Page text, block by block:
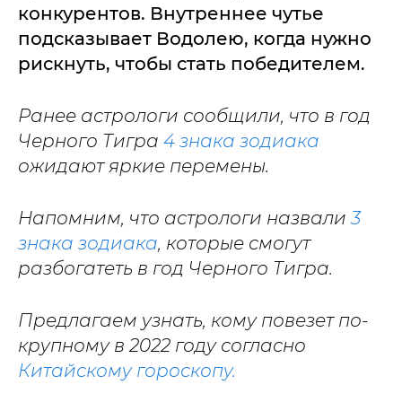
конкурентов. Внутреннее чутье
подсказывает Водолею, когда нужно
рискнуть, чтобы стать победителем.
Ранее астрологи сообщили, что в год
Черного Тигра 4 знака зодиака
ожидают яркие перемены.
Напомним, что астрологи назвали3
знака зодиака, которые смогут
разбогатеть в год Черного Тигра.
Предлагаем узнать, кому повезет по-
крупному в 2022 году согласно
Китайскому гороскопу.